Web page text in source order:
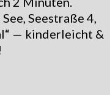
Seestraße 4,
— kinderleicht &